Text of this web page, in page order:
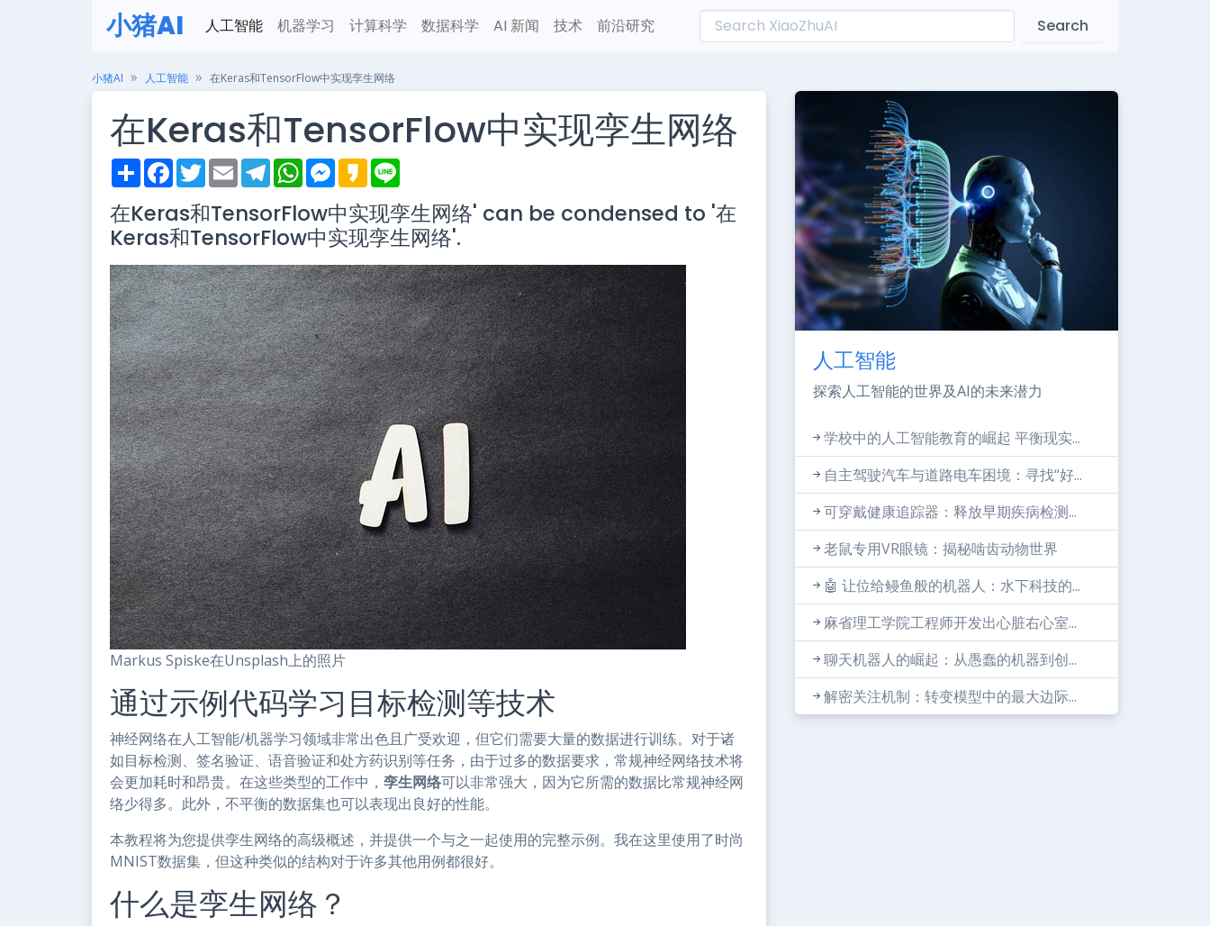
小猪AI 人工智能 机器学习 计算科学 数据科学 AI 新闻 技术 前沿研究 Search
小猪AI 人工智能 在Keras和TensorFlow中实现孪生网络
在Keras和TensorFlow中实现孪生网络
S
h
r
e
F
a
e
b
o
o
k
T
w
t
t
e
E
m
i
l
T
e
e
g
r
m
W
h
t
s
A
p
M
e
s
e
n
g
e
r
K
a
a
o
e
在Keras和TensorFlow中实现孪生网络' can be condensed to '在
Keras和TensorFlow中实现孪生网络'.
Markus Spiske在Unsplash上的照片
通过示例代码学习目标检测等技术
神经网络在人工智能/机器学习领域非常出色且广受欢迎，但它们需要大量的数据进行训练。对于诸
如目标检测、签名验证、语音验证和处方药识别等任务，由于过多的数据要求，常规神经网络技术将
会更加耗时和昂贵。在这些类型的工作中， 孪生网络可以非常强大，因为它所需的数据比常规神经网
络少得多。此外，不平衡的数据集也可以表现出良好的性能。
本教程将为您提供孪生网络的高级概述，并提供一个与之一起使用的完整示例。我在这里使用了时尚
MNIST数据集，但这种类似的结构对于许多其他用例都很好。
什么是孪生网络？
人工智能
探索人工智能的世界及AI的未来潜力
学校中的人工智能教育的崛起 平衡现实...
自主驾驶汽车与道路电车困境：寻找“好...
可穿戴健康追踪器：释放早期疾病检测...
老鼠专用VR眼镜：揭秘啮齿动物世界
🤖 让位给鳗鱼般的机器人：水下科技的...
麻省理工学院工程师开发出心脏右心室...
聊天机器人的崛起：从愚蠢的机器到创...
解密关注机制：转变模型中的最大边际...